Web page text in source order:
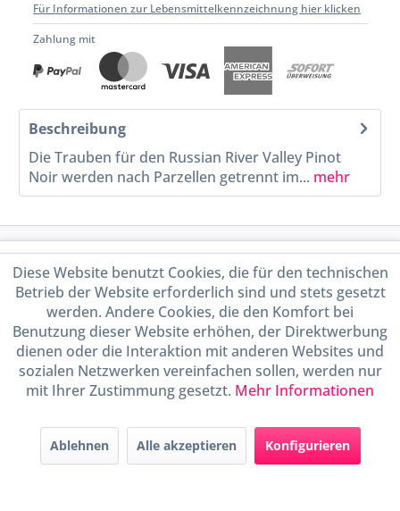
Für Informationen zur Lebensmittelkennzeichnung hier klicken
Zahlung mit
Beschreibung
Die Trauben für den Russian River Valley Pinot
Noir werden nach Parzellen getrennt im... mehr
Service Hotline
Shop Service
Informationen
Handel mit BIO-Weinen
durch DE-ÖKO-009
Diese Website benutzt Cookies, die für den technischen
Betrieb der Website erforderlich sind und stets gesetzt
werden. Andere Cookies, die den Komfort bei
Benutzung dieser Website erhöhen, der Direktwerbung
dienen oder die Interaktion mit anderen Websites und
sozialen Netzwerken vereinfachen sollen, werden nur
mit Ihrer Zustimmung gesetzt. Mehr Informationen
Ablehnen Alle akzeptieren Konfigurieren